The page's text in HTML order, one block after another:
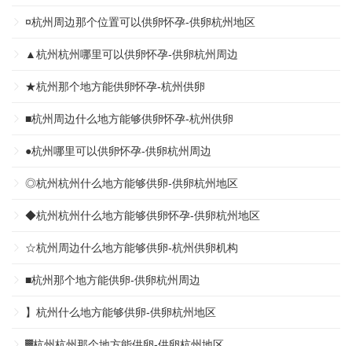
¤杭州周边那个位置可以供卵怀孕-供卵杭州地区
▲杭州杭州哪里可以供卵怀孕-供卵杭州周边
★杭州那个地方能供卵怀孕-杭州供卵
■杭州周边什么地方能够供卵怀孕-杭州供卵
●杭州哪里可以供卵怀孕-供卵杭州周边
◎杭州杭州什么地方能够供卵-供卵杭州地区
◆杭州杭州什么地方能够供卵怀孕-供卵杭州地区
☆杭州周边什么地方能够供卵-杭州供卵机构
■杭州那个地方能供卵-供卵杭州周边
】杭州什么地方能够供卵-供卵杭州地区